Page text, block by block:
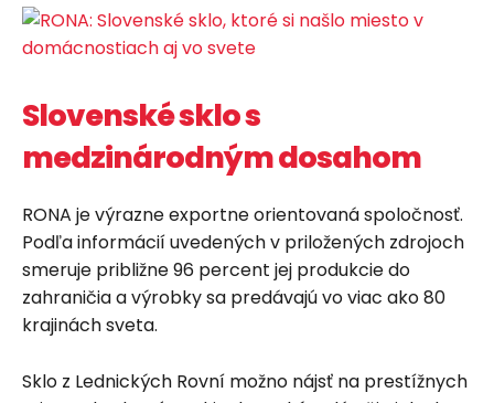
Slovenské sklo s
medzinárodným dosahom
RONA je výrazne exportne orientovaná spoločnosť.
Podľa informácií uvedených v priložených zdrojoch
smeruje približne 96 percent jej produkcie do
zahraničia a výrobky sa predávajú vo viac ako 80
krajinách sveta.
Sklo z Lednických Rovní možno nájsť na prestížnych